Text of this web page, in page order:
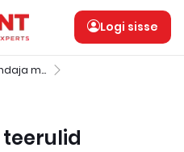
Logi sisse
Pinnasetihendaja masinad ja seadmed